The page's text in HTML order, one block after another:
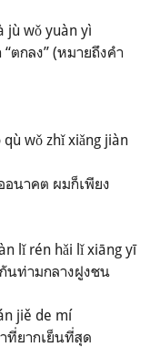
jù wǒ yuàn yì
ตกลง” (หมายถึงคำ
wǒ zhǐ xiǎng jiàn
อนาคต ผมก็เพียง
lǐ rén hǎi lǐ xiāng yī
นท่ามกลางฝูงชน
jiě de mí
ที่ยากเย็นที่สุด